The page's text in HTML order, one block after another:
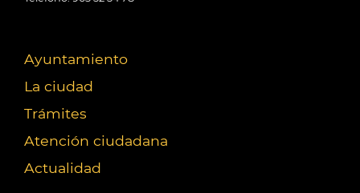
Ayuntamiento
La ciudad
Trámites
Atención ciudadana
Actualidad